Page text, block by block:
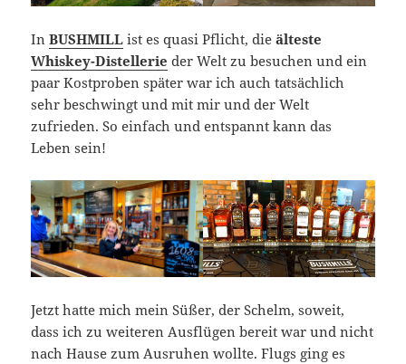
InBUSHMILL ist es quasi Pflicht, dieälteste
Whiskey-Distellerie der Welt zu besuchen und ein
paar Kostproben später war ich auch tatsächlich
sehr beschwingt und mit mir und der Welt
zufrieden. So einfach und entspannt kann das
Leben sein!
Jetzt hatte mich mein Süßer, der Schelm, soweit,
dass ich zu weiteren Ausflügen bereit war und nicht
nach Hause zum Ausruhen wollte. Flugs ging es